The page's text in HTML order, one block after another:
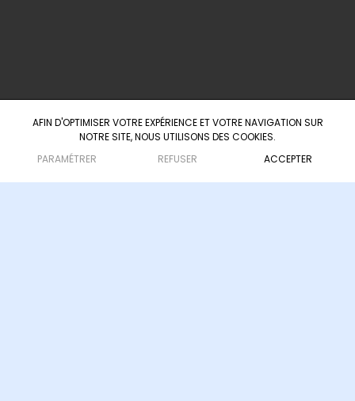
AFIN D'OPTIMISER VOTRE EXPÉRIENCE ET VOTRE NAVIGATION SUR
NOTRE SITE, NOUS UTILISONS DES COOKIES.
PARAMÉTRER
REFUSER ACCEPTER
Agence d'ingénierie culturelle & touristique
— depuis 2008